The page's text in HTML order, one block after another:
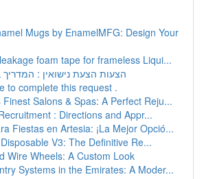
Mugs by EnamelMFG: Design Your
foam tape for frameless Liqui...
הצעות הצעת נישואין : המדריך
to complete this request .
Salons & Spas: A Perfect Reju...
: Directions and Appr...
Fiestas en Artesia: ¡La Mejor Opció...
V3: The Definitive Re...
Wire Wheels: A Custom Look
Systems in the Emirates: A Moder...